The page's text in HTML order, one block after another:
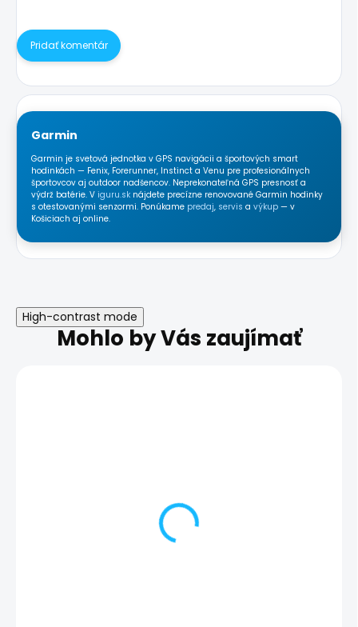
Pridať komentár
Garmin
Garmin je svetová jednotka v GPS navigácii a športových smart
hodinkách — Fenix, Forerunner, Instinct a Venu pre profesionálnych
športovcov aj outdoor nadšencov. Neprekonateľná GPS presnosť a
výdrž batérie. V iguru.sknájdete precízne renovované Garmin hodinky
s otestovanými senzormi. Ponúkame predaj, servis a výkup— v
Košiciach aj online.
High-contrast mode
Mohlo by Vás zaujímať
Garmin Fenix 7 Pro